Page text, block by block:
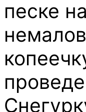
песке